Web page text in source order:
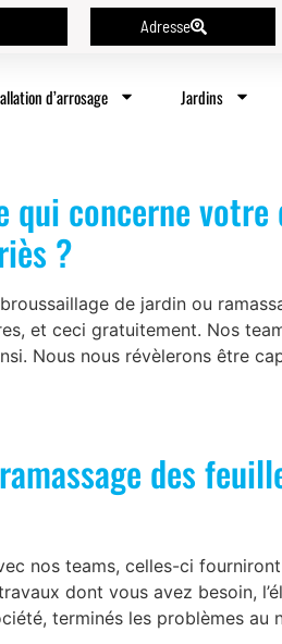
Adresse
d’arrosage Jardins
qui concerne
?
de jardin ou
et ceci gratuitement. Nos
Nous nous révèlerons être
des
nos teams, celles-ci
dont vous avez besoin,
terminés les problèmes au